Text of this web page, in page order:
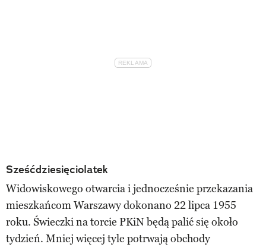
Sześćdziesięciolatek
Widowiskowego otwarcia i jednocześnie przekazania
mieszkańcom Warszawy dokonano 22 lipca 1955
roku. Świeczki na torcie PKiN będą palić się około
tydzień. Mniej więcej tyle potrwają obchody